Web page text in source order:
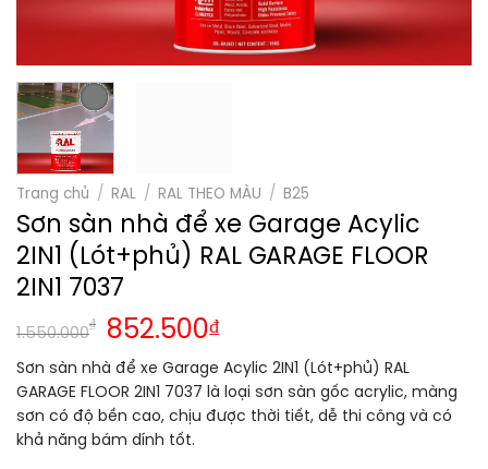
Trang chủ / RAL / RAL THEO MÀU / B25
Sơn sàn nhà để xe Garage Acylic
2IN1 (Lót+phủ) RAL GARAGE FLOOR
2IN1 7037
1.550.000
₫ 852.500₫
Sơn sàn nhà để xe Garage Acylic 2IN1 (Lót+phủ) RAL
GARAGE FLOOR 2IN1 7037 là loại sơn sàn gốc acrylic, màng
sơn có độ bền cao, chịu được thời tiết, dễ thi công và có
khả năng bám dính tốt.